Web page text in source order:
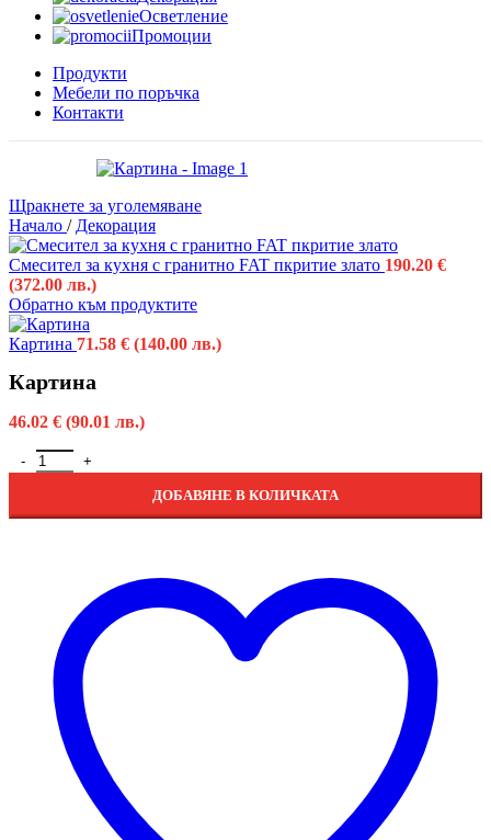
Осветление
Промоции
Продукти
Мебели по поръчка
Контакти
Щракнете за уголемяване
Начало / Декорация
Смесител за кухня с гранитно FAT пкритие злато 190.20 €
(372.00 лв.)
Обратно към продуктите
Картина 71.58 € (140.00 лв.)
Картина
46.02 € (90.01 лв.)
ДОБАВЯНЕ В КОЛИЧКАТА